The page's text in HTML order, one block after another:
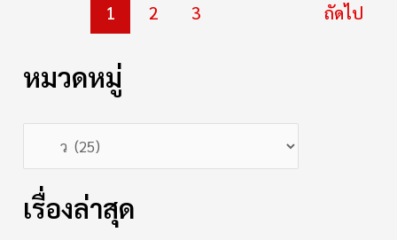
1 2 3 ถัดไป
หมวดหมู่
เรื่องล่าสุด